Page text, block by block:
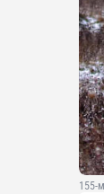
155-